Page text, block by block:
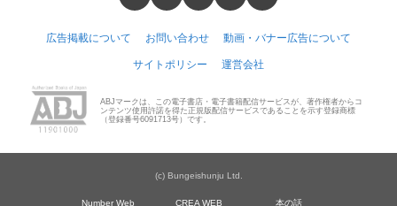
広告掲載について お問い合わせ 動画・バナー広告について
サイトポリシー 運営会社
ABJマークは、この電子書店・電子書籍配信サービスが、著作権者からコ
ンテンツ使用許諾を得た正規版配信サービスであることを示す登録商標
（登録番号6091713号）です。
(c) Bungeishunju Ltd.
Number Web CREA WEB 本の話